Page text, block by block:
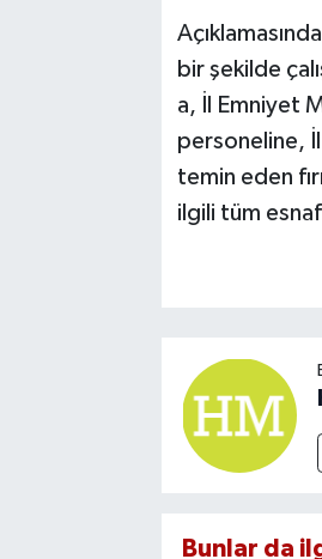
bir şekilde
a, İl Emniyet
personeline, İl
temin eden
ilgili tüm
Bunlar da